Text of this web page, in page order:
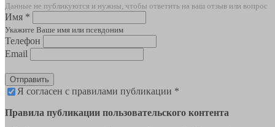
Данные не публикуются и нужны, чтобы ответить на ваш отзыв или вопрос
Имя *
Укажите Ваше имя или псевдоним
Телефон
Email
Отправить
Я согласен с правилами публикации *
Правила публикации пользовательского контента